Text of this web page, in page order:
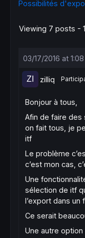
Possibilités
Viewing 7 posts -
03/17/2016 at 1:08
zilliq
Bonjour à tous,
Afin de faire des
on fait tous, je
itf
Le problème
c’est mon cas,
Une
sélection de itf
l’export dans
Ce serait
Une autre option